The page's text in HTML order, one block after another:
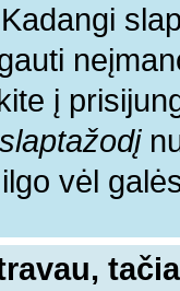
į
vėl